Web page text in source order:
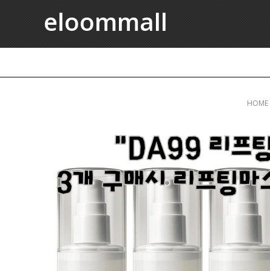
eloommall
HOME